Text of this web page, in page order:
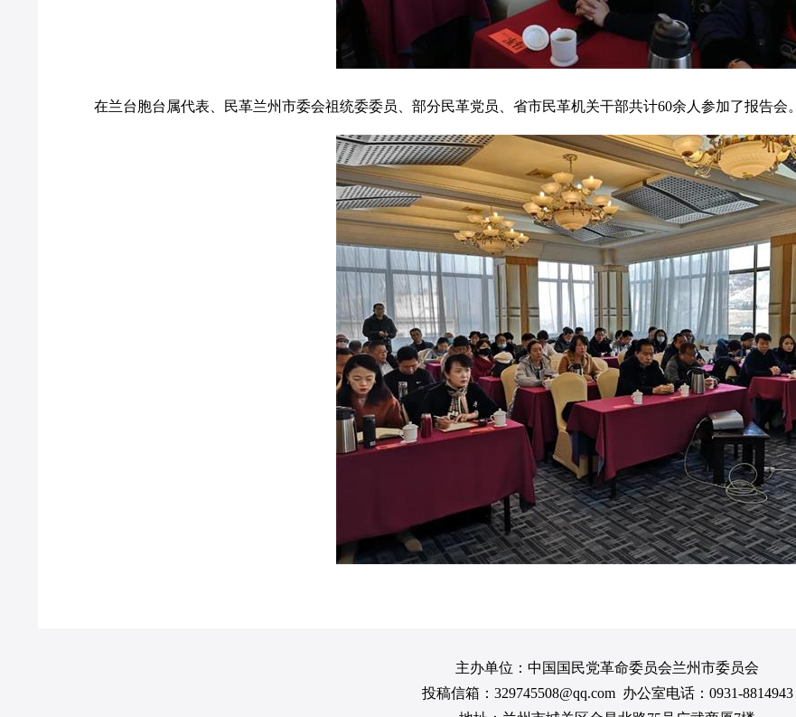
在兰台胞台属代表、民革兰州市委会祖统委委员、部分民革党员、省市民革机关干部共计60余人参加了报告会。
主办单位：中国国民党革命委员会兰州市委员会
投稿信箱：329745508@qq.com 办公室电话：0931-8814943